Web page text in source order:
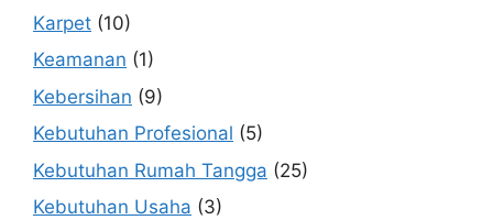
Karpet (10)
Keamanan (1)
Kebersihan (9)
Kebutuhan Profesional (5)
Kebutuhan Rumah Tangga (25)
Kebutuhan Usaha (3)